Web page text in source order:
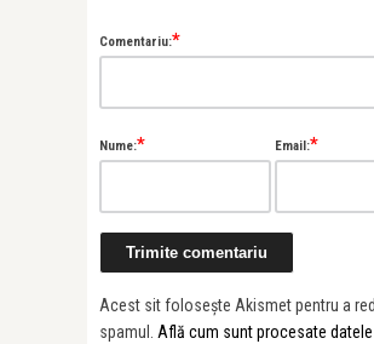
Comentariu:*
Nume:* Email:*
Acest sit folosește Akismet pentru a
spamul. Află cum sunt procesate datele